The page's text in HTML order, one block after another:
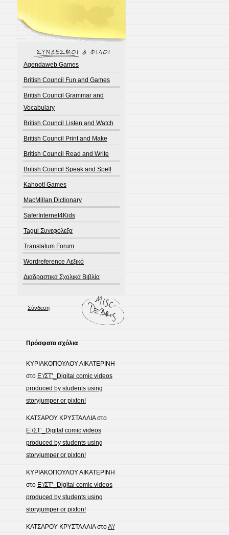
Agendaweb Games
British Council Fun and Games
British Council Grammar and
Vocabulary
British Council Listen and Watch
British Council Print and Make
British Council Read and Write
British Council Speak and Spell
Kahoot! Games
MacMillan Dictionary
SaferInternet4Kids
Tagul Συνεφόλεξα
Translatum Forum
Wordreference Λεξικό
Διαδραστικά Σχολικά Βιβλία
Σύνδεση
Πρόσφατα σχόλια
ΚΥΡΙΑΚΟΠΟΥΛΟΥ ΑΙΚΑΤΕΡΙΝΗ
στο Ε’/ΣΤ’_Digital comic videos
produced by students using
storyjumper or pixton!
ΚΑΤΣΑΡΟΥ ΚΡΥΣΤΑΛΛΙΑστο
Ε’/ΣΤ’_Digital comic videos
produced by students using
storyjumper or pixton!
ΚΥΡΙΑΚΟΠΟΥΛΟΥ ΑΙΚΑΤΕΡΙΝΗ
στο Ε’/ΣΤ’_Digital comic videos
produced by students using
storyjumper or pixton!
ΚΑΤΣΑΡΟΥ ΚΡΥΣΤΑΛΛΙΑστοΑ’/